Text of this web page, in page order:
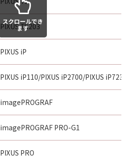
PIXUS TS203
PIXUS iP
PIXUS iP110/PIXUS iP2700/PIXUS
imagePROGRAF
imagePROGRAF PRO-G1
PIXUS PRO
スクロールでき
ます